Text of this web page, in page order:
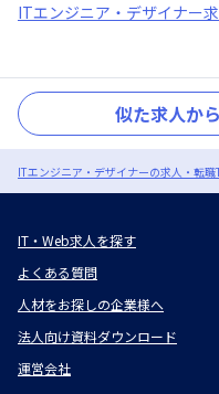
ITエンジニア・デザイナー
似た求人か
ITエンジニア・デザイナーの求人・転職
IT・Web求人を探す
よくある質問
人材をお探しの企業様へ
法人向け資料ダウンロード
運営会社